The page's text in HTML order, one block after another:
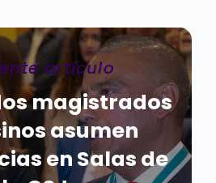
artículo
magistrados
asumen
en Salas de